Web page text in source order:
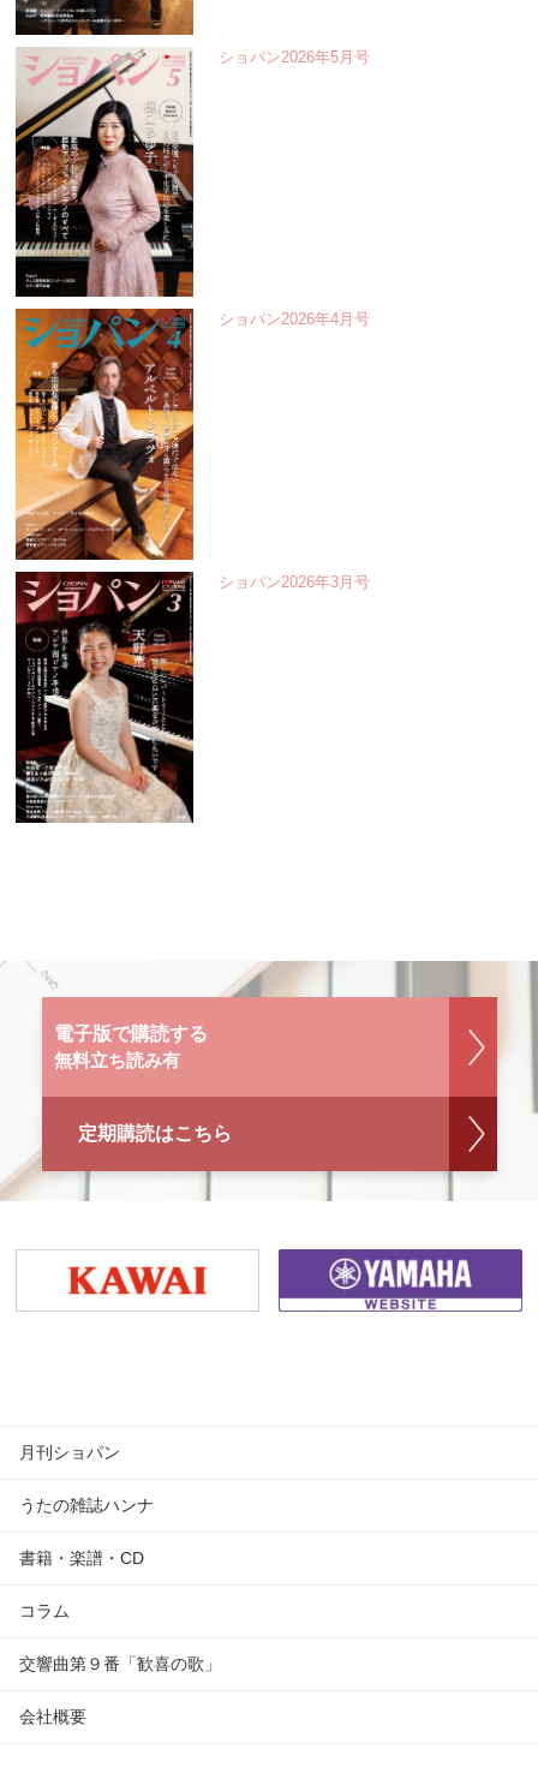
ショパン2026年5月号
ショパン2026年4月号
ショパン2026年3月号
電子版で購読する
無料立ち読み有
定期購読はこちら
月刊ショパン
うたの雑誌ハンナ
書籍・楽譜・CD
コラム
交響曲第９番「歓喜の歌」
会社概要